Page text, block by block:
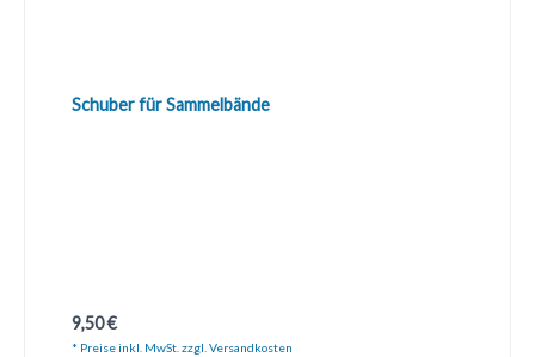
Schuber für Sammelbände
Regulärer Preis:
9,50 €
* Preise inkl. MwSt. zzgl. Versandkosten